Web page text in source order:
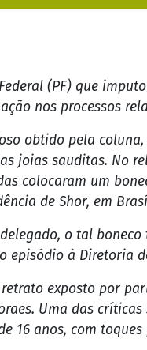
(PF) que
nos processos
obtido pela
joias sauditas. No
colocaram um
de Shor, em
o tal
episódio à Diretoria
retrato exposto por
Uma das
16 anos, com